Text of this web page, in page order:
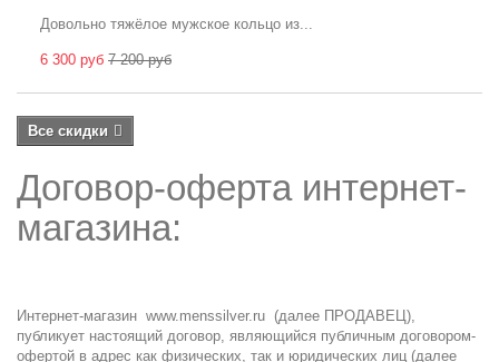
Довольно тяжёлое мужское кольцо из...
6 300 руб 7 200 руб
Все скидки
Договор-оферта интернет-
магазина:
Интернет-магазин www.menssilver.ru (далее ПРОДАВЕЦ),
публикует настоящий договор, являющийся публичным договором-
офертой в адрес как физических, так и юридических лиц (далее